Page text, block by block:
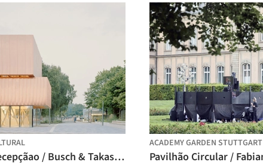
Pavilhão de Recepçãao / Busch & Takasaki Architekten + gmp Architects
ACADEMY GARDEN STUTTGART